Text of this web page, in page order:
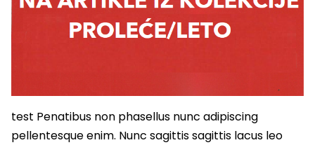
test Penatibus non phasellus nunc adipiscing
pellentesque enim. Nunc sagittis sagittis lacus leo